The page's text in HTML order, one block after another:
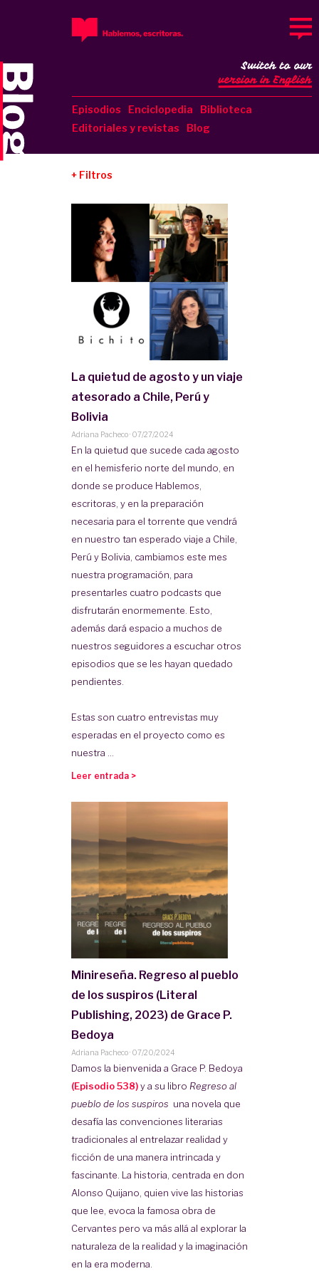
Episodios Enciclopedia
Biblioteca
Editoriales y revistas
Blog
Switch to our
version in English
Filtros
La quietud de agosto y un viaje
atesorado a Chile, Perú y
Bolivia
Adriana Pacheco· 07/27/2024
En la quietud que sucede cada agosto
en el hemisferio norte del mundo, en
donde se produce Hablemos,
escritoras, y en la preparación
necesaria para el torrente que vendrá
en nuestro tan esperado viaje a Chile,
Perú y Bolivia, cambiamos este mes
nuestra programación, para
presentarles cuatro podcasts que
disfrutarán enormemente. Esto,
además dará espacio a muchos de
nuestros seguidores a escuchar otros
episodios que se les hayan quedado
pendientes.
Estas son cuatro entrevistas muy
esperadas en el proyecto como es
nuestra ...
Leer entrada >
Minireseña. Regreso al pueblo
de los suspiros (Literal
Publishing, 2023) de Grace P.
Bedoya
Adriana Pacheco· 07/20/2024
Damos la bienvenida a Grace P. Bedoya
(Episodio 538)y a su libro Regreso al
pueblo de los suspiros una novela que
desafía las convenciones literarias
tradicionales al entrelazar realidad y
ficción de una manera intrincada y
fascinante. La historia, centrada en don
Alonso Quijano, quien vive las historias
que lee, evoca la famosa obra de
Cervantes pero va más allá al explorar la
naturaleza de la realidad y la imaginación
en la era moderna.